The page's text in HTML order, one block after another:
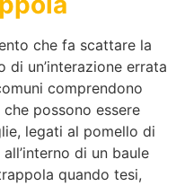
che fa scattare la
un’interazione errata
comprendono
possono essere
legati al pomello di
di un baule
quando tesi,